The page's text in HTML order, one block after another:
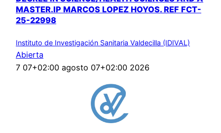
MASTER.IP MARCOS LOPEZ HOYOS. REF FCT-
25-22998
Instituto de Investigación Sanitaria Valdecilla (IDIVAL)
Abierta
7 07+02:00 agosto 07+02:00 2026